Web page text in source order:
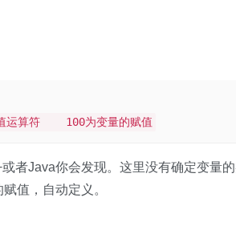
算符 100为变量的赋值
者Java你会发现。这里没有确定变量
值，自动定义。